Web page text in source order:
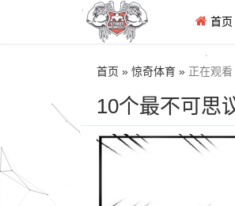
首页
首页 » 惊奇体育 » 正在观看
10个最不可思